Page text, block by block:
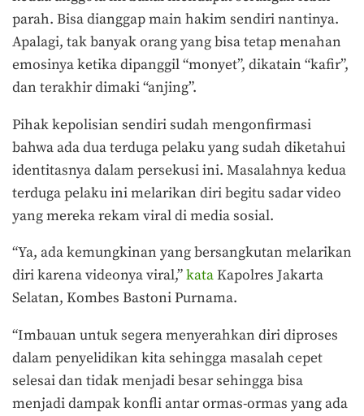
parah. Bisa dianggap main hakim sendiri nantinya.
Apalagi, tak banyak orang yang bisa tetap menahan
emosinya ketika dipanggil “monyet”, dikatain “kafir”,
dan terakhir dimaki “anjing”.
Pihak kepolisian sendiri sudah mengonfirmasi
bahwa ada dua terduga pelaku yang sudah diketahui
identitasnya dalam persekusi ini. Masalahnya kedua
terduga pelaku ini melarikan diri begitu sadar video
yang mereka rekam viral di media sosial.
“Ya, ada kemungkinan yang bersangkutan melarikan
diri karena videonya viral,”kataKapolres Jakarta
Selatan, Kombes Bastoni Purnama.
“Imbauan untuk segera menyerahkan diri diproses
dalam penyelidikan kita sehingga masalah cepet
selesai dan tidak menjadi besar sehingga bisa
menjadi dampak konfli antar ormas-ormas yang ada